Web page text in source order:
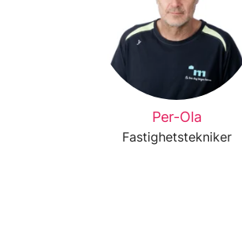
Per-Ola
Fastighetstekniker